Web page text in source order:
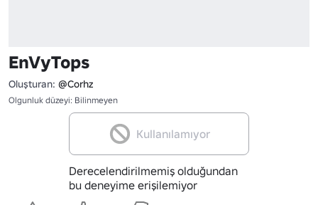
EnVyTops
Oluşturan: @Corhz
Olgunluk düzeyi: Bilinmeyen
Kullanılamıyor
Derecelendirilmemiş olduğundan
bu deneyime erişilemiyor